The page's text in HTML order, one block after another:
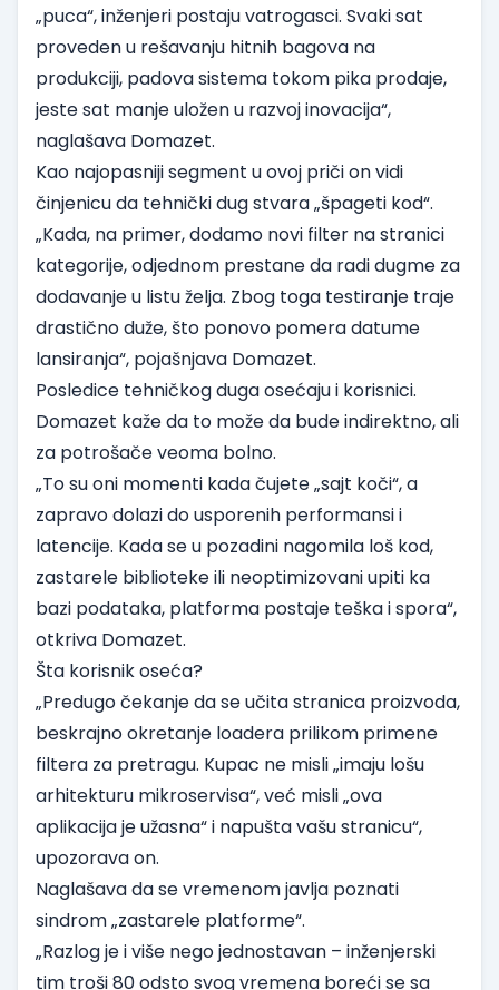
„puca“, inženjeri postaju vatrogasci. Svaki sat
proveden u rešavanju hitnih bagova na
produkciji, padova sistema tokom pika prodaje,
jeste sat manje uložen u razvoj inovacija“,
naglašava Domazet.
Kao najopasniji segment u ovoj priči on vidi
činjenicu da tehnički dug stvara „špageti kod“.
„Kada, na primer, dodamo novi filter na stranici
kategorije, odjednom prestane da radi dugme za
dodavanje u listu želja. Zbog toga testiranje traje
drastično duže, što ponovo pomera datume
lansiranja“, pojašnjava Domazet.
Posledice tehničkog duga osećaju i korisnici.
Domazet kaže da to može da bude indirektno, ali
za potrošače veoma bolno.
„To su oni momenti kada čujete „sajt koči“, a
zapravo dolazi do usporenih performansi i
latencije. Kada se u pozadini nagomila loš kod,
zastarele biblioteke ili neoptimizovani upiti ka
bazi podataka, platforma postaje teška i spora“,
otkriva Domazet.
Šta korisnik oseća?
„Predugo čekanje da se učita stranica proizvoda,
beskrajno okretanje loadera prilikom primene
filtera za pretragu. Kupac ne misli „imaju lošu
arhitekturu mikroservisa“, već misli „ova
aplikacija je užasna“ i napušta vašu stranicu“,
upozorava on.
Naglašava da se vremenom javlja poznati
sindrom „zastarele platforme“.
„Razlog je i više nego jednostavan – inženjerski
tim troši 80 odsto svog vremena boreći se sa